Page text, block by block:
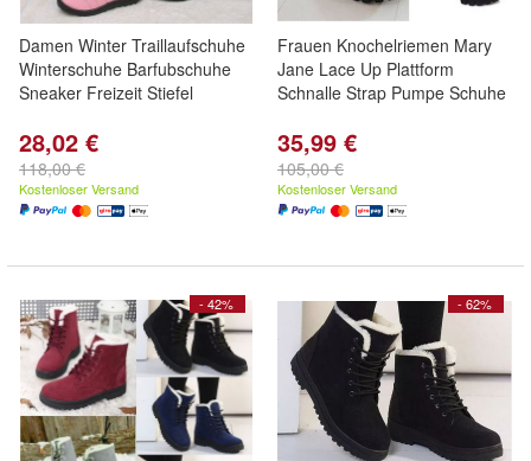
Damen Winter Traillaufschuhe
Winterschuhe Barfubschuhe
Sneaker Freizeit Stiefel
28,02 €
118,00 €
Kostenloser Versand
Frauen Knochelriemen Mary
Jane Lace Up Plattform
Schnalle Strap Pumpe Schuhe
35,99 €
105,00 €
Kostenloser Versand
- 42% - 62%